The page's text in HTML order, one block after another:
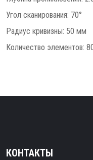
Угол сканирования: 70°
Радиус кривизны: 50 мм
Количество элементов:
КОНТАКТЫ